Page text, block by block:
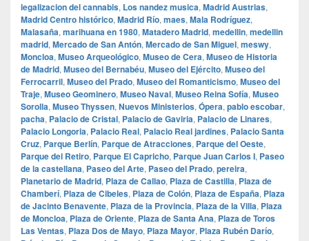
legalizacion del cannabis, Los nandez musica, Madrid Austrias,
Madrid Centro histórico, Madrid Río, maes, Mala Rodríguez,
Malasaña, marihuana en 1980, Matadero Madrid, medellin, medellin
madrid, Mercado de San Antón, Mercado de San Miguel, meswy,
Moncloa, Museo Arqueológico, Museo de Cera, Museo de Historia
de Madrid, Museo del Bernabéu, Museo del Ejército, Museo del
Ferrocarril, Museo del Prado, Museo del Romanticismo, Museo del
Traje, Museo Geominero, Museo Naval, Museo Reina Sofía, Museo
Sorolla, Museo Thyssen, Nuevos Ministerios, Ópera, pablo escobar,
pacha, Palacio de Cristal, Palacio de Gaviria, Palacio de Linares,
Palacio Longoria, Palacio Real, Palacio Real jardines, Palacio Santa
Cruz, Parque Berlín, Parque de Atracciones, Parque del Oeste,
Parque del Retiro, Parque El Capricho, Parque Juan Carlos I, Paseo
de la castellana, Paseo del Arte, Paseo del Prado, pereira,
Planetario de Madrid, Plaza de Callao, Plaza de Castilla, Plaza de
Chamberí, Plaza de Cibeles, Plaza de Colón, Plaza de España, Plaza
de Jacinto Benavente, Plaza de la Provincia, Plaza de la Villa, Plaza
de Moncloa, Plaza de Oriente, Plaza de Santa Ana, Plaza de Toros
Las Ventas, Plaza Dos de Mayo, Plaza Mayor, Plaza Rubén Darío,